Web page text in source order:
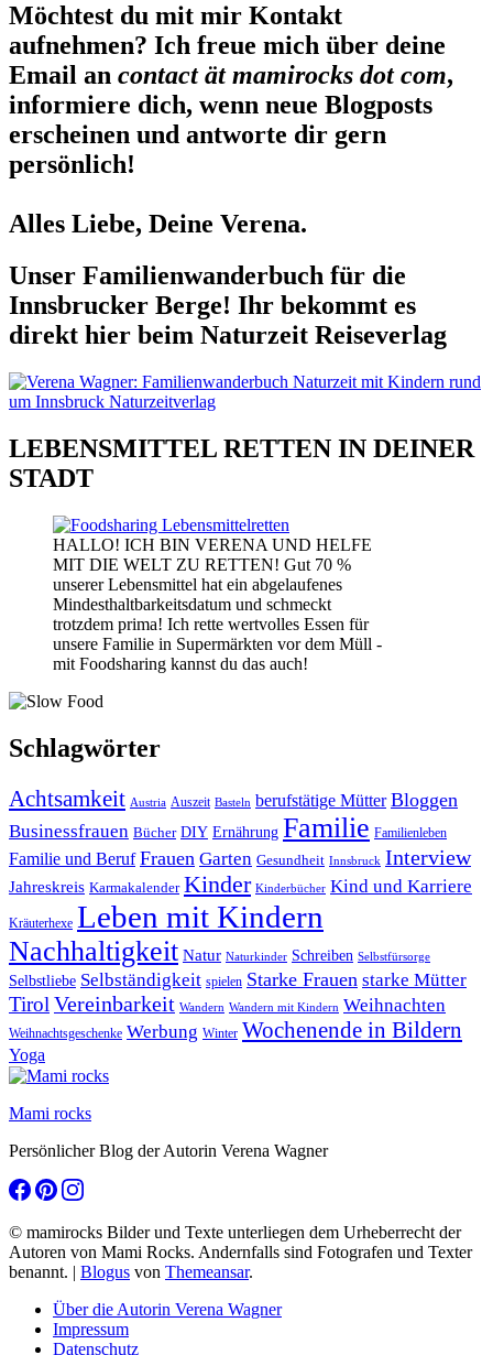
Möchtest du mit mir Kontakt
aufnehmen? Ich freue mich über deine
Email an contact ät mamirocks dot com,
informiere dich, wenn neue Blogposts
erscheinen und antworte dir gern
persönlich!
Alles Liebe, Deine Verena.
Unser Familienwanderbuch für die
Innsbrucker Berge! Ihr bekommt es
direkt hier beim Naturzeit Reiseverlag
LEBENSMITTEL RETTEN IN DEINER
STADT
HALLO! ICH BIN VERENA UND HELFE
MIT DIE WELT ZU RETTEN! Gut 70 %
unserer Lebensmittel hat ein abgelaufenes
Mindesthaltbarkeitsdatum und schmeckt
trotzdem prima! Ich rette wertvolles Essen für
unsere Familie in Supermärkten vor dem Müll -
mit Foodsharing kannst du das auch!
Schlagwörter
Achtsamkeit Austria Auszeit Basteln berufstätige Mütter Bloggen
Businessfrauen Bücher DIY Ernährung Familie Familienleben
Familie und Beruf Frauen Garten Gesundheit Innsbruck Interview
Jahreskreis Karmakalender Kinder Kinderbücher Kind und Karriere
Kräuterhexe Leben mit Kindern
Nachhaltigkeit Natur Naturkinder Schreiben Selbstfürsorge
Selbstliebe Selbständigkeit spielen Starke Frauen starke Mütter
Tirol Vereinbarkeit Wandern Wandern mit Kindern Weihnachten
Weihnachtsgeschenke Werbung Winter Wochenende in Bildern
Yoga
Mami rocks
Persönlicher Blog der Autorin Verena Wagner
© mamirocks Bilder und Texte unterliegen dem Urheberrecht der
Autoren von Mami Rocks. Andernfalls sind Fotografen und Texter
benannt. | Blogus von Themeansar.
Über die Autorin Verena Wagner
Impressum
Datenschutz